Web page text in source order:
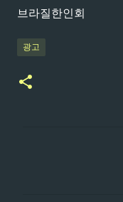
브라질한인회
광고